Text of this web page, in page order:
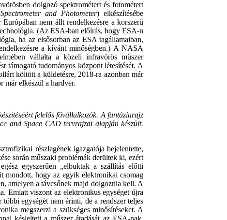
dolgozó spektrométert és fotométert
and Photometer) elkészítésébe
nem állt rendelkezésre a korszerű
(Az ESA-ban előírás, hogy ESA-n
ha az elsősorban az ESA tagállamaiban,
a kívánt minőségben.) A NASA
vállalta a közeli infravörös műszer
támogató tudományos központ létesítését. A
költött a küldetésre, 2018-ra azonban már
elkészül a hardver.
felelős fővállalkozók. A fantáziarajz
and Space CAD tervrajzai alapján készült.
részlegének igazgatója bejelentette,
során műszaki problémák derültek ki, ezért
egyszerűen „elbuktak a szállítás előtti
mondott, hogy az egyik elektronikai csomag
amelyen a távcsőnek majd dolgoznia kell. A
Emiatt viszont az elektronikus egységet újra
egységét nem érinti, de a rendszer teljes
megszerzi a szükséges minősítéseket. A
késlelteti a műszer átadását az ESA-nak,